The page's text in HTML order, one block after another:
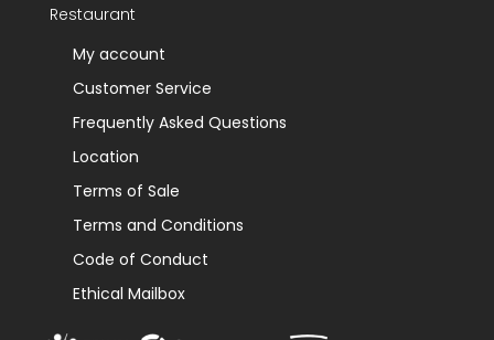
Restaurant
My account
Customer Service
Frequently Asked Questions
Location
Terms of Sale
Terms and Conditions
Code of Conduct
Ethical Mailbox